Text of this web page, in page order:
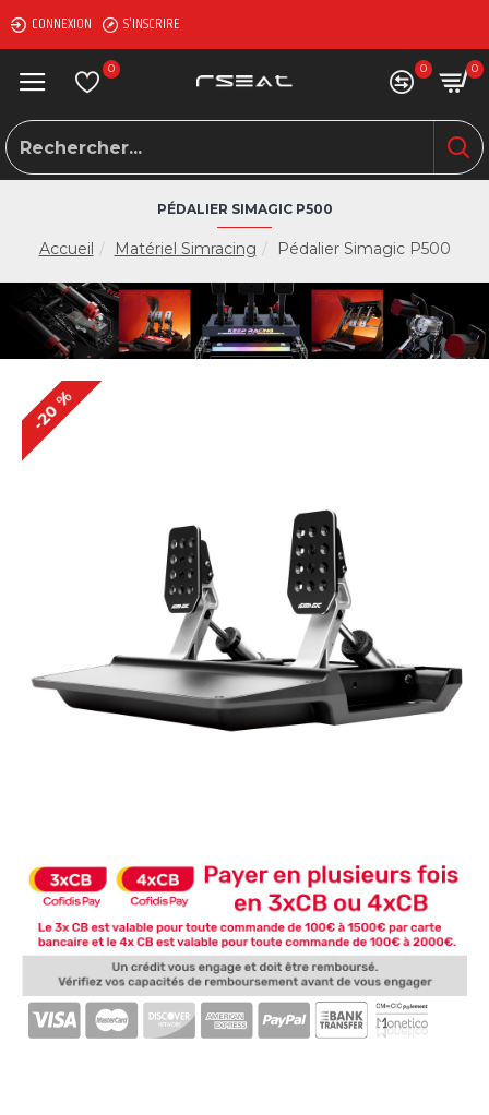
CONNEXION S'INSCRIRE
0 0 0
Accueil Matériel Simracing Pédalier Simagic P500
PÉDALIER SIMAGIC P500
-20 %